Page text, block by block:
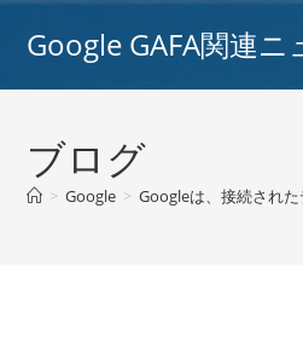
Google GAFA関連ニ
ブログ
> Google > Googleは、接続され